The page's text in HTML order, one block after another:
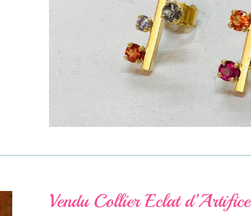
Vendu Collier Eclat d’Artifice